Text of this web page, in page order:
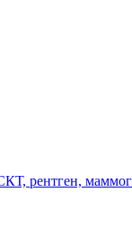
рентген,